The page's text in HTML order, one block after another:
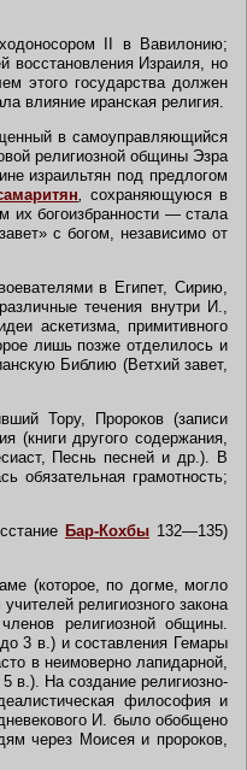
II в Вавилонию;
восстановления Израиля, но
этого государства должен
влияние иранская религия.
в самоуправляющийся
религиозной общины Эзра
израильтян под предлогом
, сохраняющуюся в
их богоизбранности — стала
с богом, независимо от
в Египет, Сирию,
течения внутри И.,
аскетизма, примитивного
лишь позже отделилось и
Библию (Ветхий завет,
Тору, Пророков (записи
(книги другого содержания,
Песнь песней и др.). В
обязательная грамотность;
Бар-Кохбы132—135)
(которое, по догме, могло
религиозного закона
религиозной общины.
3 в.) и составления Гемары
в неимоверно лапидарной,
в.). На создание религиозно-
философия и
И. было обобщено
через Моисея и пророков,